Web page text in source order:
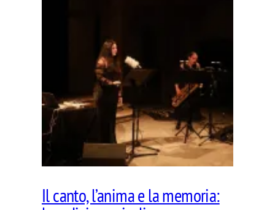
Il canto, l’anima e la memoria: